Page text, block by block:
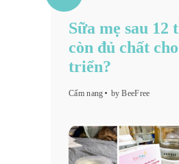
Sữa mẹ sau 12
còn đủ chất
triển?
Cẩm nang by BeeFree